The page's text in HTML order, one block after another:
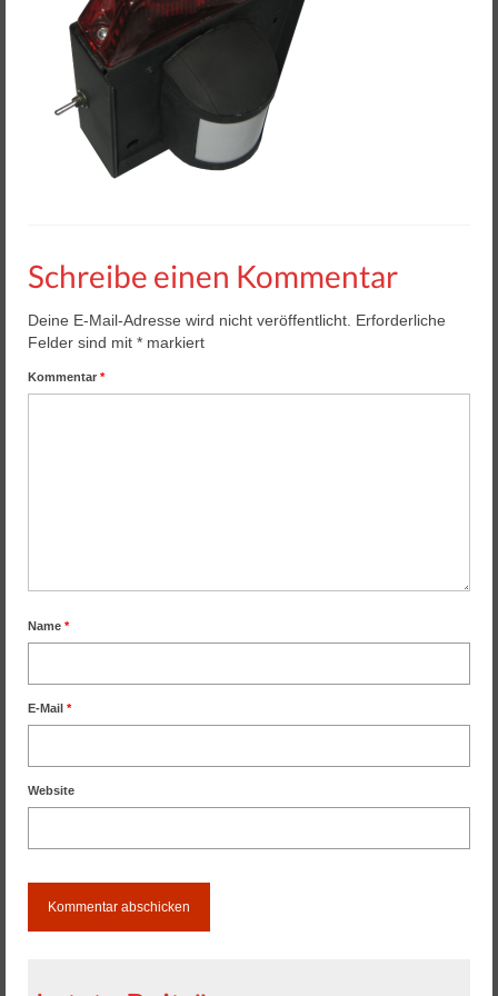
Helios 2 & 3
Helios Pro
Lasergame Berlin GmbH
Arcade Automaten
Downloads
Kontakt / Impressum / AGB
Schreibe einen Kommentar
Deine E-Mail-Adresse wird nicht veröffentlicht. Erforderliche
Felder sind mit * markiert
Kommentar *
Name *
E-Mail *
Website